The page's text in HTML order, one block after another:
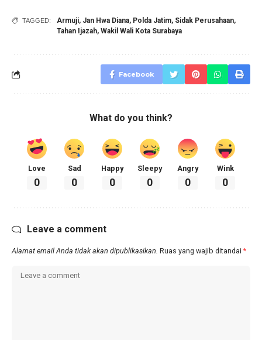
TAGGED: Armuji, Jan Hwa Diana, Polda Jatim, Sidak Perusahaan,
Tahan Ijazah, Wakil Wali Kota Surabaya
Facebook
What do you think?
Love
0
Sad
0
Happy
0
Sleepy
0
Angry
0
Wink
0
Leave a comment
Alamat email Anda tidak akan dipublikasikan. Ruas yang wajib ditandai *